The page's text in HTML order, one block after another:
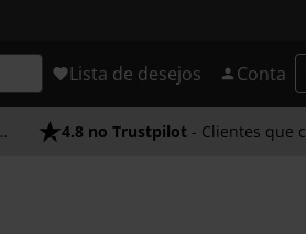
Lista de desejos Conta
4.8 no Trustpilot - Clientes que confiam em nós